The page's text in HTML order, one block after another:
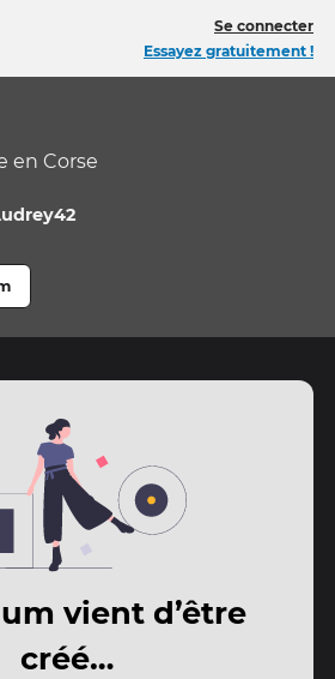
Se connecter
Essayez gratuitement !
en Corse
vient d’être
créé…